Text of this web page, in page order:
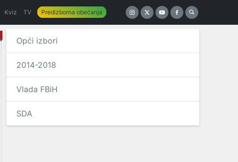
Kviz TV Predizborna obećanja
Opći izbori
2014-2018
Vlada FBiH
SDA